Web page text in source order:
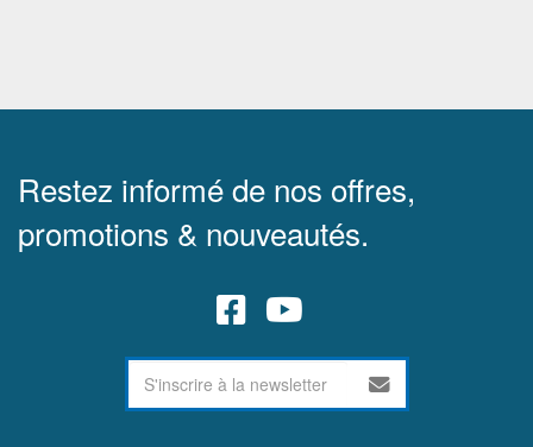
Restez informé de nos offres,
promotions & nouveautés.